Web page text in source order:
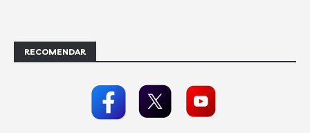
RECOMENDAR